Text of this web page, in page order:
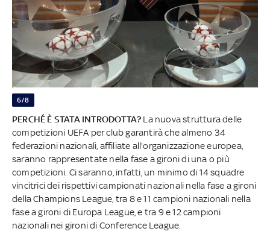
6/8
PERCHÉ È STATA INTRODOTTA? La nuova struttura delle
competizioni UEFA per club garantirà che almeno 34
federazioni nazionali, affiliate all'organizzazione europea,
saranno rappresentate nella fase a gironi di una o più
competizioni. Ci saranno, infatti, un minimo di 14 squadre
vincitrici dei rispettivi campionati nazionali nella fase a gironi
della Champions League, tra 8 e 11 campioni nazionali nella
fase a gironi di Europa League, e tra 9 e 12 campioni
nazionali nei gironi di Conference League.